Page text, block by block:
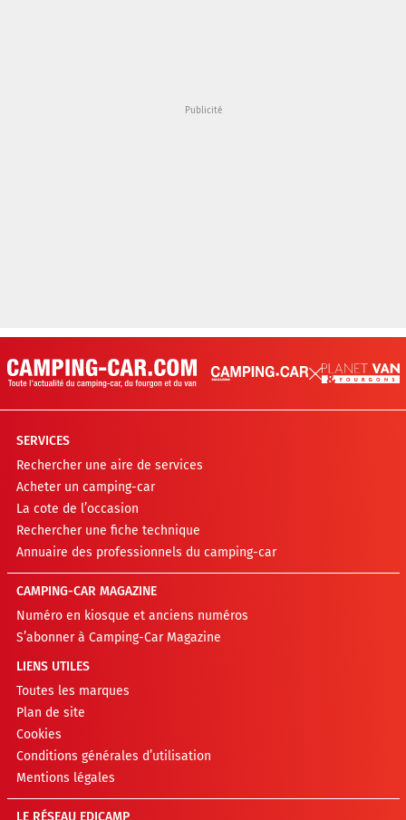
SERVICES
Rechercher une aire de services
Acheter un camping-car
La cote de l’occasion
Rechercher une fiche technique
Annuaire des professionnels du camping-car
CAMPING-CAR MAGAZINE
Numéro en kiosque et anciens numéros
S’abonner à Camping-Car Magazine
LIENS UTILES
Toutes les marques
Plan de site
Cookies
Conditions générales d’utilisation
Mentions légales